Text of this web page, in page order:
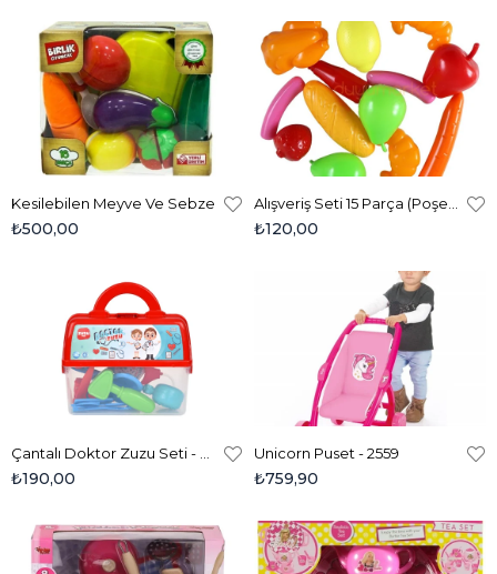
Kesilebilen Meyve Ve Sebze
₺500,00 ₺120,00
₺190,00
Unicorn Puset - 2559
₺759,90